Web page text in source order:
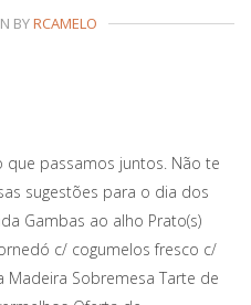
BYRCAMELO
passamos juntos. Não te
sugestões para o dia dos
Gambas ao alho Prato(s)
c/ cogumelos fresco c/
Sobremesa Tarte de